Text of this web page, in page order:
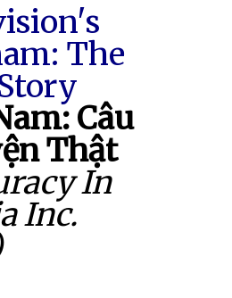
The
Câu
Thật
In
Inc.